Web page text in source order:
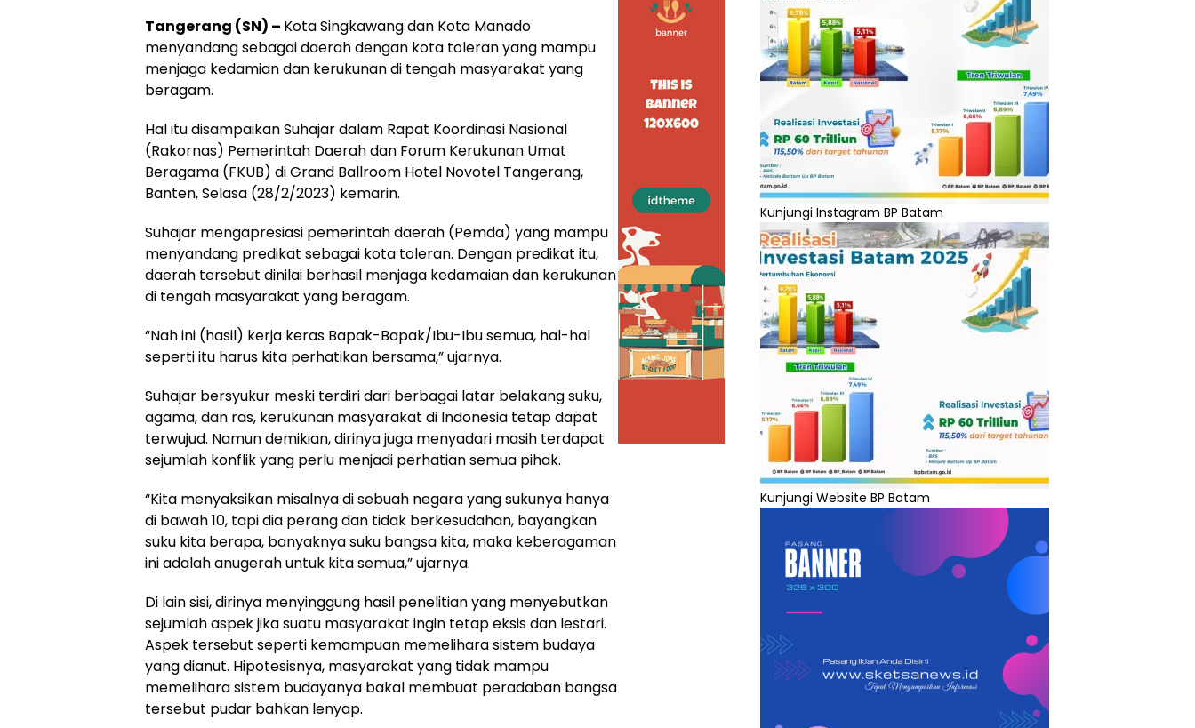
Tangerang (SN) – Kota Singkawang dan Kota Manado
menyandang sebagai daerah dengan kota toleran yang mampu
menjaga kedamian dan kerukunan di tengah masyarakat yang
beragam.
Hal itu disampaikan Suhajar dalam Rapat Koordinasi Nasional
(Rakornas) Pemerintah Daerah dan Forum Kerukunan Umat
Beragama (FKUB) di Grand Ballroom Hotel Novotel Tangerang,
Banten, Selasa (28/2/2023) kemarin.
Suhajar mengapresiasi pemerintah daerah (Pemda) yang mampu
menyandang predikat sebagai kota toleran. Dengan predikat itu,
daerah tersebut dinilai berhasil menjaga kedamaian dan kerukunan
di tengah masyarakat yang beragam.
“Nah ini (hasil) kerja keras Bapak-Bapak/Ibu-Ibu semua, hal-hal
seperti itu harus kita perhatikan bersama,” ujarnya.
Suhajar bersyukur meski terdiri dari berbagai latar belakang suku,
agama, dan ras, kerukunan masyarakat di Indonesia tetap dapat
terwujud. Namun demikian, dirinya juga menyadari masih terdapat
sejumlah konflik yang perlu menjadi perhatian semua pihak.
“Kita menyaksikan misalnya di sebuah negara yang sukunya hanya
di bawah 10, tapi dia perang dan tidak berkesudahan, bayangkan
suku kita berapa, banyaknya suku bangsa kita, maka keberagaman
ini adalah anugerah untuk kita semua,” ujarnya.
Di lain sisi, dirinya menyinggung hasil penelitian yang menyebutkan
sejumlah aspek jika suatu masyarakat ingin tetap eksis dan lestari.
Aspek tersebut seperti kemampuan memelihara sistem budaya
yang dianut. Hipotesisnya, masyarakat yang tidak mampu
memelihara sistem budayanya bakal membuat peradaban bangsa
tersebut pudar bahkan lenyap.
Kunjungi Instagram BP Batam
Kunjungi Website BP Batam